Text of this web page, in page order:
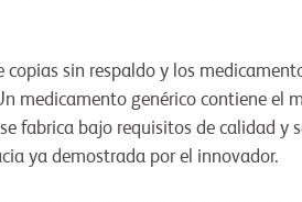
sin respaldo y los
medicamento genérico contiene el
fabrica bajo requisitos de calidad y
ya demostrada por el innovador.